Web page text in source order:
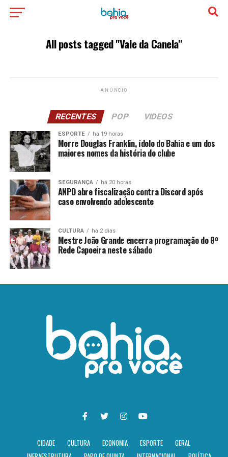
All posts tagged "Vale da Canela"
ANÚNCIO
RECENTES POP VIDEOS
ESPORTE há 19 horas
Morre Douglas Franklin, ídolo do Bahia e um dos
maiores nomes da história do clube
SEGURANÇA há 20 horas
ANPD abre fiscalização contra Discord após
caso envolvendo adolescente
CULTURA há 2 dias
Mestre João Grande encerra programação do 8º
Rede Capoeira neste sábado
CIDADE CULTURA ECONOMIA ESPORTE
GERAL